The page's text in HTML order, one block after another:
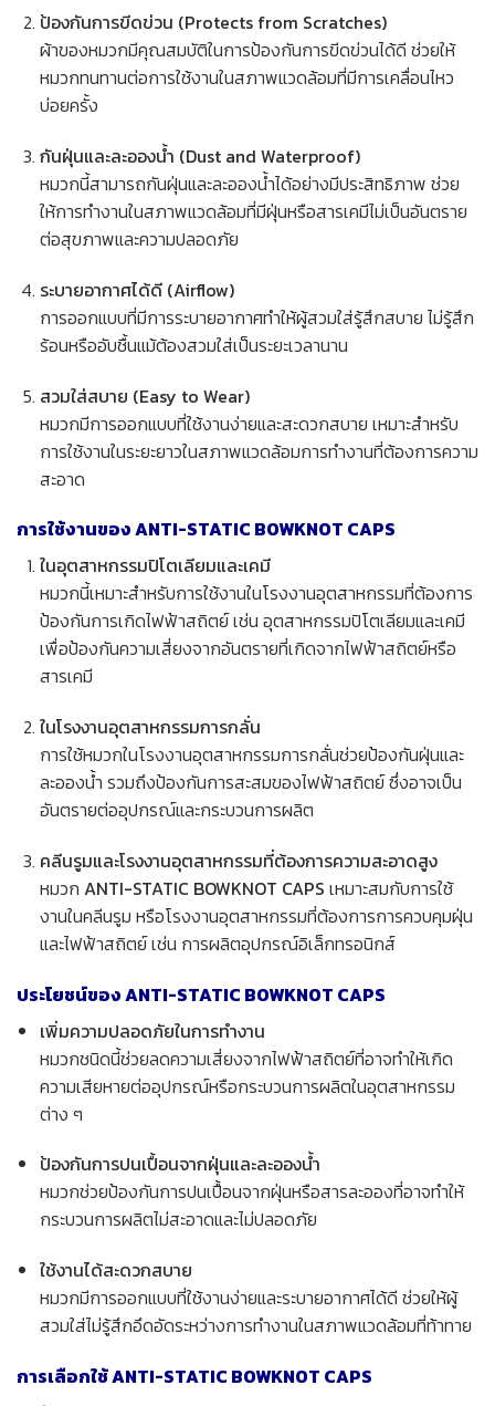
ป้องกันการขีดข่วน (Protects from Scratches)
ผ้าของหมวกมีคุณสมบัติในการป้องกันการขีดข่วนได้ดี ช่วยให้
หมวกทนทานต่อการใช้งานในสภาพแวดล้อมที่มีการเคลื่อนไหว
บ่อยครั้ง
กันฝุ่นและละอองน้ำ (Dust and Waterproof)
หมวกนี้สามารถกันฝุ่นและละอองน้ำได้อย่างมีประสิทธิภาพ ช่วย
ให้การทำงานในสภาพแวดล้อมที่มีฝุ่นหรือสารเคมีไม่เป็นอันตราย
ต่อสุขภาพและความปลอดภัย
ระบายอากาศได้ดี (Airflow)
การออกแบบที่มีการระบายอากาศทำให้ผู้สวมใส่รู้สึกสบาย ไม่รู้สึก
ร้อนหรืออับชื้นแม้ต้องสวมใส่เป็นระยะเวลานาน
สวมใส่สบาย (Easy to Wear)
หมวกมีการออกแบบที่ใช้งานง่ายและสะดวกสบาย เหมาะสำหรับ
การใช้งานในระยะยาวในสภาพแวดล้อมการทำงานที่ต้องการความ
สะอาด
การใช้งานของ ANTI-STATIC BOWKNOT CAPS
ในอุตสาหกรรมปิโตเลียมและเคมี
หมวกนี้เหมาะสำหรับการใช้งานในโรงงานอุตสาหกรรมที่ต้องการ
ป้องกันการเกิดไฟฟ้าสถิตย์ เช่น อุตสาหกรรมปิโตเลียมและเคมี
เพื่อป้องกันความเสี่ยงจากอันตรายที่เกิดจากไฟฟ้าสถิตย์หรือ
สารเคมี
ในโรงงานอุตสาหกรรมการกลั่น
การใช้หมวกในโรงงานอุตสาหกรรมการกลั่นช่วยป้องกันฝุ่นและ
ละอองน้ำ รวมถึงป้องกันการสะสมของไฟฟ้าสถิตย์ ซึ่งอาจเป็น
อันตรายต่ออุปกรณ์และกระบวนการผลิต
คลีนรูมและโรงงานอุตสาหกรรมที่ต้องการความสะอาดสูง
หมวก ANTI-STATIC BOWKNOT CAPS เหมาะสมกับการใช้
งานในคลีนรูม หรือโรงงานอุตสาหกรรมที่ต้องการการควบคุมฝุ่น
และไฟฟ้าสถิตย์ เช่น การผลิตอุปกรณ์อิเล็กทรอนิกส์
ประโยชน์ของ ANTI-STATIC BOWKNOT CAPS
เพิ่มความปลอดภัยในการทำงาน
หมวกชนิดนี้ช่วยลดความเสี่ยงจากไฟฟ้าสถิตย์ที่อาจทำให้เกิด
ความเสียหายต่ออุปกรณ์หรือกระบวนการผลิตในอุตสาหกรรม
ต่าง ๆ
ป้องกันการปนเปื้อนจากฝุ่นและละอองน้ำ
หมวกช่วยป้องกันการปนเปื้อนจากฝุ่นหรือสารละอองที่อาจทำให้
กระบวนการผลิตไม่สะอาดและไม่ปลอดภัย
ใช้งานได้สะดวกสบาย
หมวกมีการออกแบบที่ใช้งานง่ายและระบายอากาศได้ดี ช่วยให้ผู้
สวมใส่ไม่รู้สึกอึดอัดระหว่างการทำงานในสภาพแวดล้อมที่ท้าทาย
การเลือกใช้ ANTI-STATIC BOWKNOT CAPS